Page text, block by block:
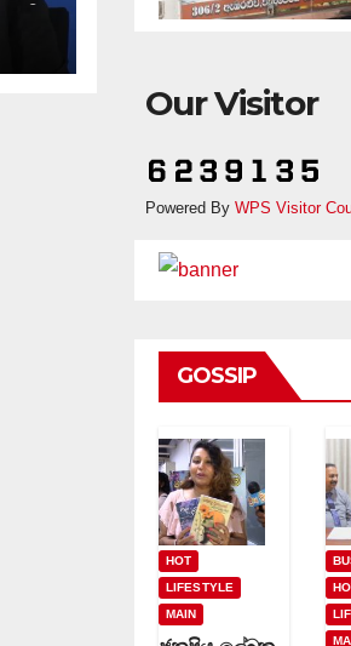
Our Visitor
Powered By WPS Visitor
GOSSIP
HOT
LIFESTYLE
MAIN